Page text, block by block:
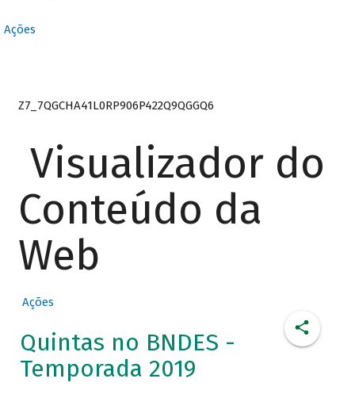
Ações
Z7_7QGCHA41L0RP906P422Q9QGGQ6
Visualizador do
Conteúdo da
Web
Ações
Quintas no BNDES -
Temporada 2019